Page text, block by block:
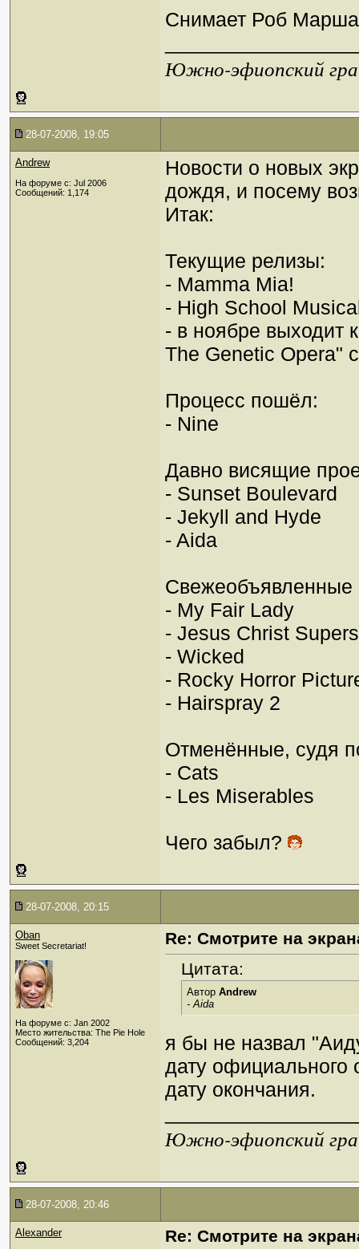
Снимает Роб
Южно-эфиопский
28-07-2008, 19:05
Andrew
На форуме с: Jul 2006
Сообщений: 1,174
Новости о новых
дождя, и посему
Итак:
Текущие релизы:
- Mamma Mia!
- High School
- в ноябре выходит
The Genetic Opera"
Процесс пошёл:
- Nine
Давно висящие
- Sunset Boulevard
- Jekyll and Hyde
- Aida
Свежеобъявленные
- My Fair Lady
- Jesus Christ
- Wicked
- Rocky Horror
- Hairspray 2
Отменённые, судя
- Cats
- Les Miserables
Чего забыл?
28-07-2008, 20:15
Oban
Sweet Secretariat!
На форуме с: Jan 2002
Место жительства: The Pie Hole
Сообщений: 3,204
Re: Смотрите на
Цитата:
Автор Andrew
- Aida
я бы не назвал
дату официального
дату окончания.
Южно-эфиопский
28-07-2008, 20:46
Alexander Re: Смотрите на